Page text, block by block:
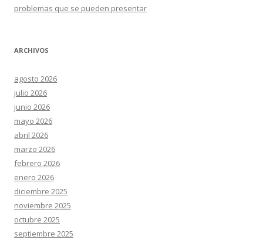
problemas que se pueden presentar
ARCHIVOS
agosto 2026
julio 2026
junio 2026
mayo 2026
abril 2026
marzo 2026
febrero 2026
enero 2026
diciembre 2025
noviembre 2025
octubre 2025
septiembre 2025